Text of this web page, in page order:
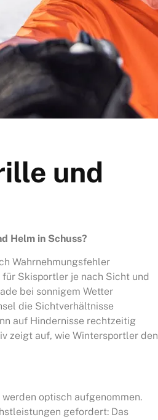
und
Helm in Schuss?
Wahrnehmungsfehler
Skisportler je nach Sicht und
bei sonnigem Wetter
die Sichtverhältnisse
auf Hindernisse rechtzeitig
zeigt auf, wie Wintersportler den
optisch aufgenommen.
gefordert: Das